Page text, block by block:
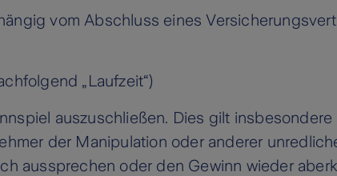
vom Abschluss eines
„Laufzeit“)
auszuschließen. Dies gilt insbesondere
der Manipulation oder anderer
aussprechen oder den Gewinn wieder